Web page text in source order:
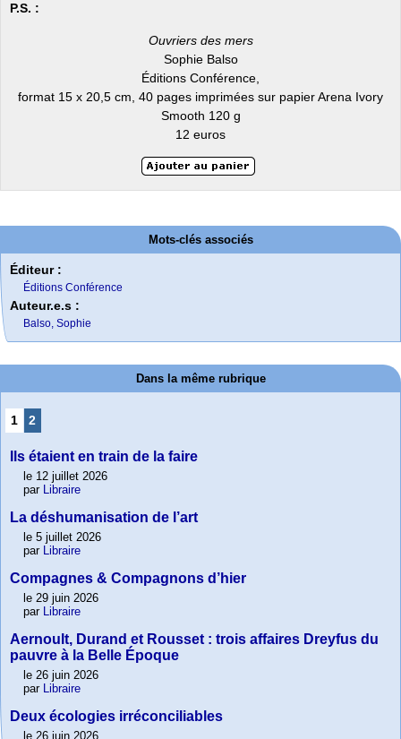
P.S. :
Ouvriers des mers
Sophie Balso
Éditions Conférence,
format 15 x 20,5 cm, 40 pages imprimées sur papier Arena Ivory
Smooth 120 g
12 euros
Mots-clés associés
Éditeur :
Éditions Conférence
Auteur.e.s :
Balso, Sophie
Dans la même rubrique
1 2
Ils étaient en train de la faire
le 12 juillet 2026
par Libraire
La déshumanisation de l’art
le 5 juillet 2026
par Libraire
Compagnes & Compagnons d’hier
le 29 juin 2026
par Libraire
Aernoult, Durand et Rousset : trois affaires Dreyfus du
pauvre à la Belle Époque
le 26 juin 2026
par Libraire
Deux écologies irréconciliables
le 26 juin 2026